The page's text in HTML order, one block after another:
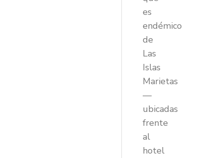
es
endémico
de
Las
Islas
Marietas
—
ubicadas
frente
al
hotel